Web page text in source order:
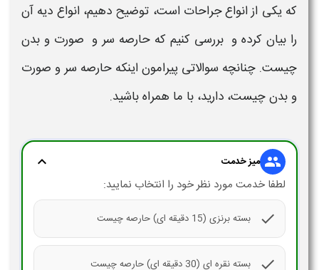
که یکی از انواع جراحات است، توضیح دهیم، انواع دیه آن
را بیان کرده و بررسی کنیم که حارصه سر و صورت و بدن
چیست. چنانچه سوالاتی پیرامون اینکه حارصه سر و صورت
و بدن چیست، دارید، با ما همراه باشید.
group میز خدمت expand_more
لطفا خدمت مورد نظر خود را انتخاب نمایید:
check بسته برنزی (15 دقیقه ای) حارصه چیست
check بسته نقره ای (30 دقیقه ای) حارصه چیست